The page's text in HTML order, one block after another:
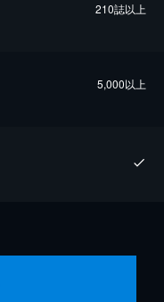
210誌以上
5,000以上